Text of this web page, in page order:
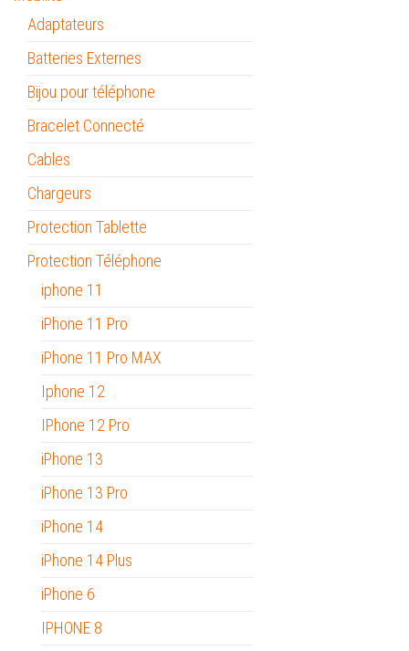
Adaptateurs
Batteries Externes
Bijou pour téléphone
Bracelet Connecté
Cables
Chargeurs
Protection Tablette
Protection Téléphone
iphone 11
iPhone 11 Pro
iPhone 11 Pro MAX
Iphone 12
IPhone 12 Pro
iPhone 13
iPhone 13 Pro
iPhone 14
iPhone 14 Plus
iPhone 6
IPHONE 8